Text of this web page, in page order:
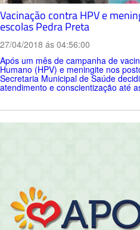
Vacinação contra HPV e
escolas Pedra Preta
27/04/2018 ás 04:56:00
Após um mês de campanha de
Humano (HPV) e meningite nos
Secretaria Municipal de Saúde
atendimento e conscientização até